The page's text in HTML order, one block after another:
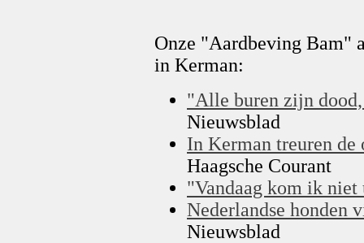
Onze "Aardbeving Bam"
in Kerman:
"Alle buren zijn
Nieuwsblad
In Kerman treuren de
Haagsche Courant
"Vandaag kom ik
Nederlandse honden
Nieuwsblad